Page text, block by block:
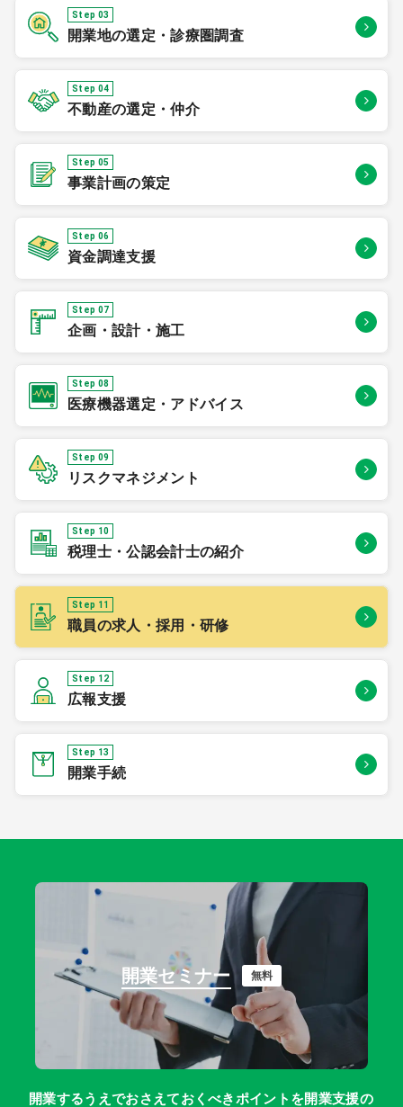
Step 03
開業地の選定・診療圏調査
Step 04
不動産の選定・仲介
Step 05
事業計画の策定
Step 06
資金調達支援
Step 07
企画・設計・施工
Step 08
医療機器選定・アドバイス
Step 09
リスクマネジメント
Step 10
税理士・公認会計士の紹介
Step 11
職員の求人・採用・研修
Step 12
広報支援
Step 13
開業手続
開業セミナー 無料
開業するうえでおさえておくべきポイントを開業支援の